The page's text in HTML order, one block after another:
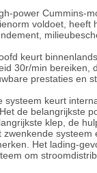
power Cummins-
voldoet, heeft
keurt
30r/min bereiken,
prestaties en
systeem keurt
de belangrijkste
klep, de
zwenkende systeem
Het lading-
om